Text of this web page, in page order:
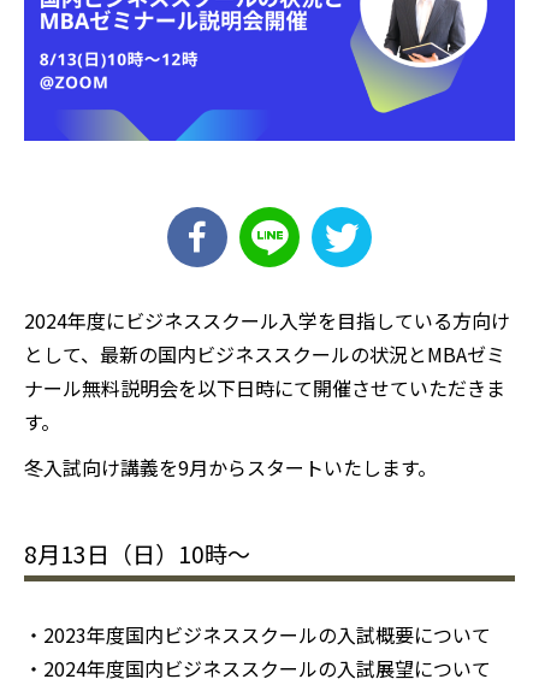
2024年度にビジネススクール入学を目指している方向け
として、最新の国内ビジネススクールの状況とMBAゼミ
ナール無料説明会を以下日時にて開催させていただきま
す。
冬入試向け講義を9月からスタートいたします。
8月13日（日）10時〜
・2023年度国内ビジネススクールの入試概要について
・2024年度国内ビジネススクールの入試展望について